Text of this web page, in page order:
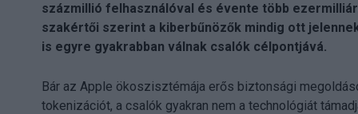
százmillió felhasználóval és évente több
szakértői szerint a kiberbűnözők mindig ott
is egyre gyakrabban válnak csalók célpontjává.
Bár az Apple ökoszisztémája erős biztonsági
tokenizációt, a csalók gyakran nem a technológiát